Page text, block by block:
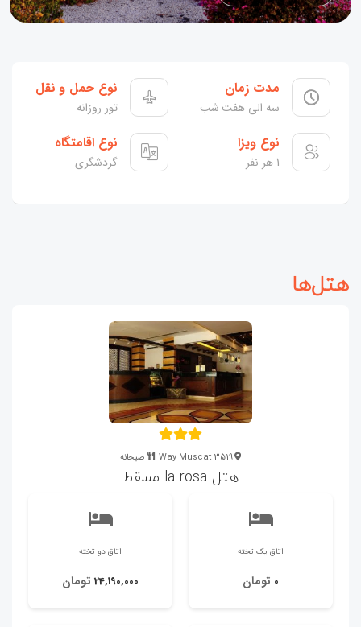
مدت زمان
سه الی هفت شب
نوع حمل و نقل
تور روزانه
نوع ویزا
1 هر نفر
نوع اقامتگاه
گردشگری
هتل‌ها
3519 Way Muscat صبحانه
هتل la rosa مسقط
اتاق یک تخته
0 تومان
اتاق دو تخته
24,190,000 تومان